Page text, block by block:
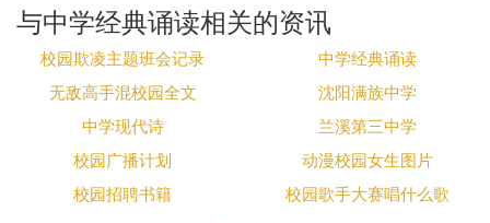
爱莲说 周敦颐
送东阳马生序 宋 濂
关睢 《诗经》
蒹葭 《诗经》
与中学经典诵读相关的资讯
校园欺凌主题班会记录
中学经典诵读
无敌高手混校园全文
沈阳满族中学
中学现代诗
兰溪第三中学
校园广播计划
动漫校园女生图片
校园招聘书籍
校园歌手大赛唱什么歌